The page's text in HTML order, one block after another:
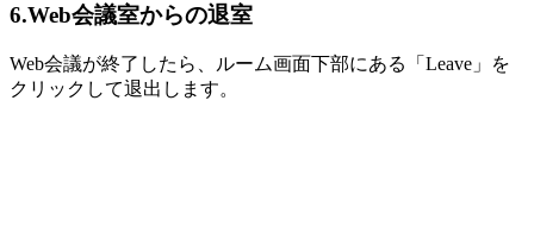
6.Web会議室からの退室
Web会議が終了したら、ルーム画面下部にある「Leave」を
クリックして退出します。